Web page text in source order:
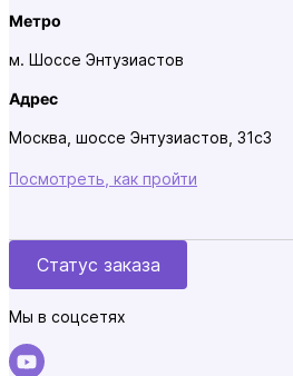
Метро
м. Шоссе Энтузиастов
Адрес
Москва, шоссе Энтузиастов, 31с3
Посмотреть, как пройти
Статус заказа
Мы в соцсетях